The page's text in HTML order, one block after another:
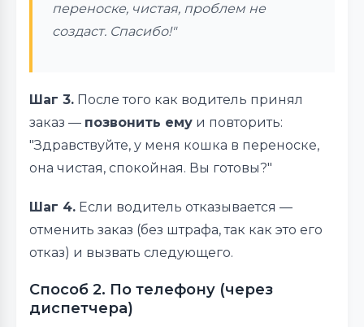
переноске, чистая, проблем не
создаст. Спасибо!"
Шаг 3. После того как водитель принял
заказ — позвонить ему и повторить:
"Здравствуйте, у меня кошка в переноске,
она чистая, спокойная. Вы готовы?"
Шаг 4. Если водитель отказывается —
отменить заказ (без штрафа, так как это его
отказ) и вызвать следующего.
Способ 2. По телефону (через
диспетчера)